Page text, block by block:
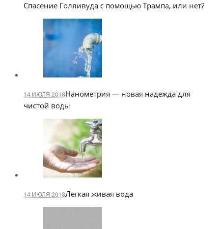
Спасение Голливуда с помощью Трампа, или нет?
14 ИЮЛЯ 2018Нанометрия — новая надежда для
чистой воды
14 ИЮЛЯ 2018Легкая живая вода